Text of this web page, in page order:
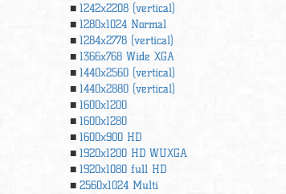
1242x2208 (vertical)
1280x1024 Normal
1284x2778 (vertical)
1366х768 Wide XGA
1440x2560 (vertical)
1440x2880 (vertical)
1600x1200
1600x1280
1600x900 HD
1920x1200 HD WUXGA
1920х1080 full HD
2560x1024 Multi